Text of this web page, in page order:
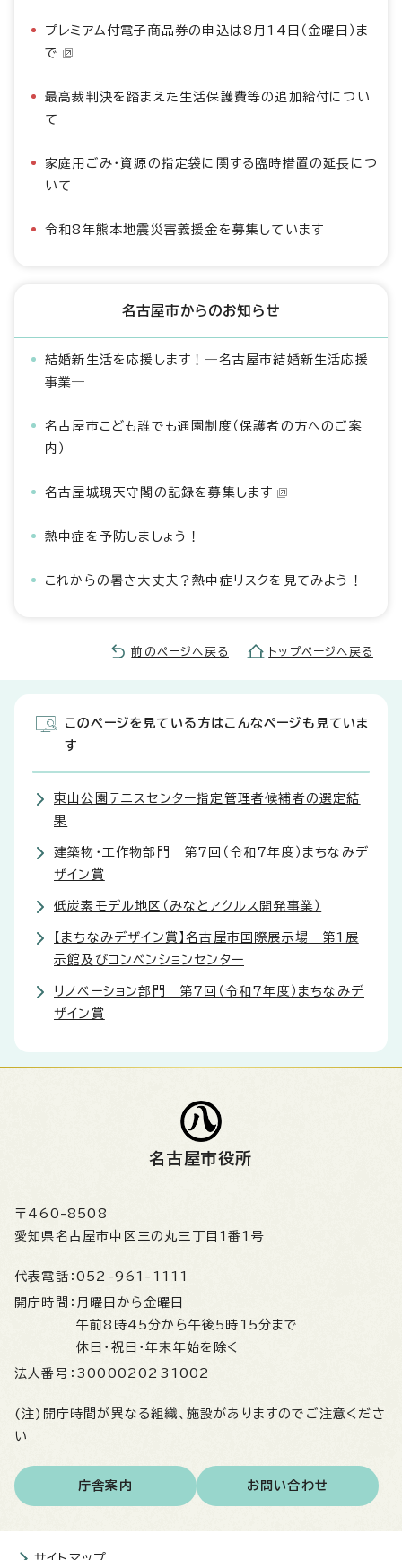
プレミアム付電子商品券の申込は8月14日（金曜日）ま
で
最高裁判決を踏まえた生活保護費等の追加給付につい
て
家庭用ごみ・資源の指定袋に関する臨時措置の延長につ
いて
令和8年熊本地震災害義援金を募集しています
名古屋市からのお知らせ
結婚新生活を応援します！―名古屋市結婚新生活応援
事業―
名古屋市こども誰でも通園制度（保護者の方へのご案
内）
名古屋城現天守閣の記録を募集します
熱中症を予防しましょう！
これからの暑さ大丈夫？熱中症リスクを見てみよう！
前のページへ戻る トップページへ戻る
このページを見ている方はこんなページも見ていま
す
東山公園テニスセンター指定管理者候補者の選定結
果
建築物・工作物部門 第7回（令和7年度）まちなみデ
ザイン賞
低炭素モデル地区（みなとアクルス開発事業）
【まちなみデザイン賞】名古屋市国際展示場 第1展
示館及びコンベンションセンター
リノベーション部門 第7回（令和7年度）まちなみデ
ザイン賞
名古屋市役所
〒460-8508
愛知県名古屋市中区三の丸三丁目1番1号
代表電話： 052-961-1111
開庁時間： 月曜日から金曜日
午前8時45分から午後5時15分まで
休日・祝日・年末年始を除く
法人番号： 3000020231002
(注)開庁時間が異なる組織、施設がありますのでご注意くださ
い
庁舎案内 お問い合わせ